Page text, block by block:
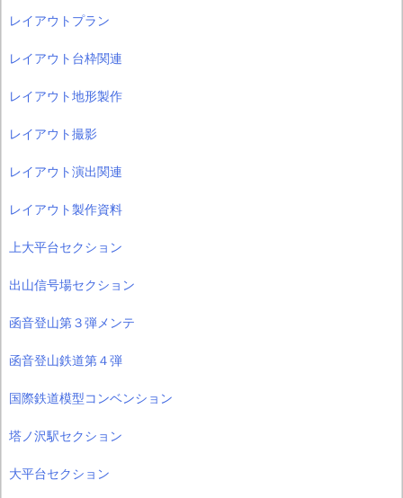
レイアウトプラン
レイアウト台枠関連
レイアウト地形製作
レイアウト撮影
レイアウト演出関連
レイアウト製作資料
上大平台セクション
出山信号場セクション
函音登山第３弾メンテ
函音登山鉄道第４弾
国際鉄道模型コンベンション
塔ノ沢駅セクション
大平台セクション